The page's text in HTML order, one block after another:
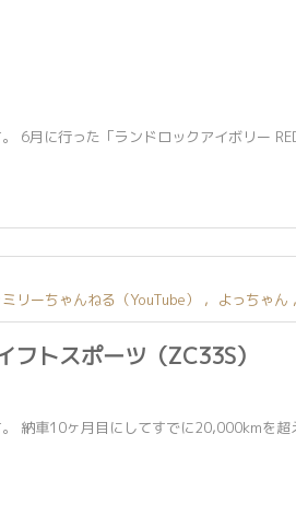
6月に行った「ランドロックアイボリー
リーちゃんねる（YouTube） , よっちゃん ,
フトスポーツ（ZC33S）
納車10ヶ月目にしてすでに20,000kmを超